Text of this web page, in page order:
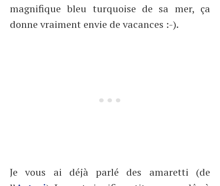
magnifique bleu turquoise de sa mer, ça
donne vraiment envie de vacances :-).
Je vous ai déjà parlé des amaretti (de